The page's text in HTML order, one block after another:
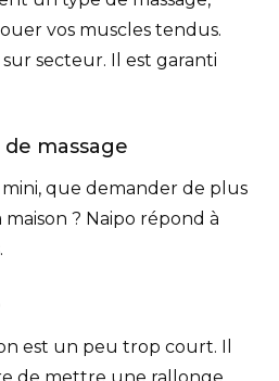
vos muscles tendus.
secteur. Il est garanti
massage
que demander de plus
? Naipo répond à
est un peu trop court. Il